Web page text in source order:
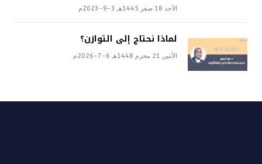
الأحد 18 صفر 1445هـ 3-9-2023م
لماذا نحتاج إلى التوازن؟
الأثنين 21 محرم 1448هـ 6-7-2026م